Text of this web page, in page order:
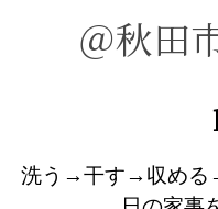
＠秋田
洗う→干す→収める